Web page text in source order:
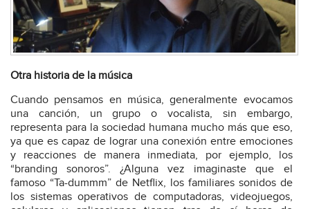
Otra historia de la música
Cuando pensamos en música, generalmente evocamos
una canción, un grupo o vocalista, sin embargo,
representa para la sociedad humana mucho más que eso,
ya que es capaz de lograr una conexión entre emociones
y reacciones de manera inmediata, por ejemplo, los
“branding sonoros”. ¿Alguna vez imaginaste que el
famoso “Ta-dummm” de Netflix, los familiares sonidos de
los sistemas operativos de computadoras, videojuegos,